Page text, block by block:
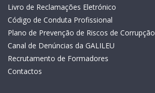
Livro de Reclamações Eletrónico
Código de Conduta Profissional
Plano de Prevenção de Riscos de Corrupção
Canal de Denúncias da GALILEU
Recrutamento de Formadores
Contactos